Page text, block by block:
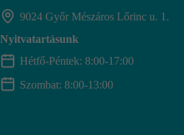
9024 Győr Mészáros Lőrinc u. 1.
Nyitvatartásunk
Hétfő-Péntek: 8:00-17:00
Szombat: 8:00-13:00